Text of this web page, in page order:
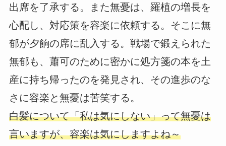
出席を了承する。また無憂は、羅植の増長を
心配し、対応策を容楽に依頼する。そこに無
郁が夕餉の席に乱入する。戦場で鍛えられた
無郁も、蕭可のために密かに処方箋の本を土
産に持ち帰ったのを発見され、その進歩のな
さに容楽と無憂は苦笑する。
白髪について「私は気にしない」って無憂は
言いますが、容楽は気にしますよね～